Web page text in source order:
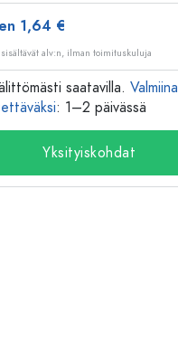
1,64 €
alv:n, ilman toimituskuluja
saatavilla. Valmiina
: 1–2 päivässä
Yksityiskohdat